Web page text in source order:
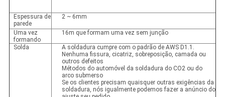
Espessura de
parede
2 ~ 6mm
Uma vez
formando
16m que formam uma vez sem junção
Solda
A soldadura cumpre com o padrão de AWS D1.1.
Nenhuma fissura, cicatriz, sobreposição, camada ou
outros defeitos
Métodos do automóvel da soldadura do CO2 ou do
arco submerso
Se os clientes precisam quaisquer outras exigências da
soldadura, nós igualmente podemos fazer a anúncio do